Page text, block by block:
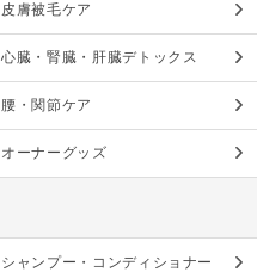
皮膚被毛ケア
心臓・腎臓・肝臓デトックス
腰・関節ケア
オーナーグッズ
シャンプー・コンディショナー